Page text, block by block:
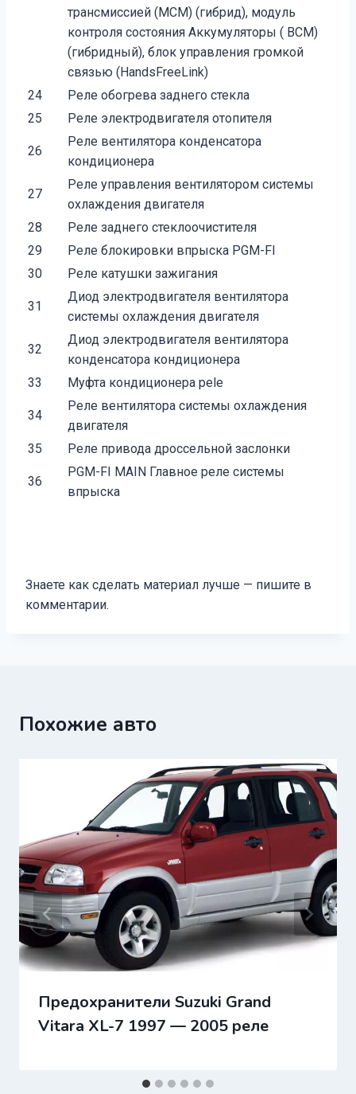
трансмиссией (MCM) (гибрид), модуль
контроля состояния Аккумуляторы ( BCM)
(гибридный), блок управления громкой
связью (HandsFreeLink)
24
Реле обогрева заднего стекла
25
Реле электродвигателя отопителя
26
Реле вентилятора конденсатора
кондиционера
27
Реле управления вентилятором системы
охлаждения двигателя
28
Реле заднего стеклоочистителя
29
Реле блокировки впрыска PGM-FI
30
Реле катушки зажигания
31
Диод электродвигателя вентилятора
системы охлаждения двигателя
32
Диод электродвигателя вентилятора
конденсатора кондиционера
33
Муфта кондиционера pele
34
Реле вентилятора системы охлаждения
двигателя
35
Реле привода дроссельной заслонки
36
PGM-FI MAIN Главное реле системы
впрыска
Знаете как сделать материал лучше — пишите в
комментарии.
Похожие авто
Предохранители Suzuki Grand
Vitara XL-7 1997 — 2005 реле